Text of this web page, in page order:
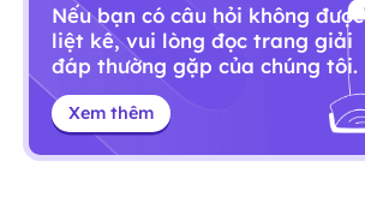
Nếu bạn có câu hỏi không được
liệt kê, vui lòng đọc trang giải
đáp thường gặp của chúng tôi.
Xem thêm